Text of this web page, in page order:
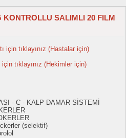
KONTROLLU SALIMLI 20 FILM
için tıklayınız (Hastalar için)
tıklayınız (Hekimler için)
- C - KALP DAMAR SİSTEMİ
(selektif)